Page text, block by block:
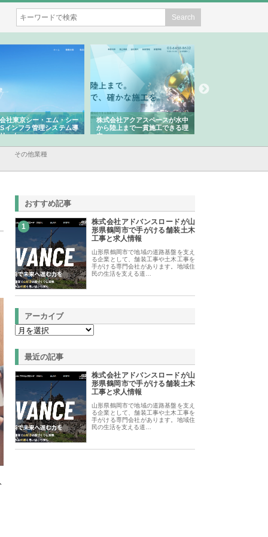
社アクアスペースが水中
上まで一貫施工できる理
株式会社地盤調査事務所が選ば
れ続ける理由と建設コンサルの
強み
その他業種
おすすめ記事
1
株式会社アドバンスロードが山
形県鶴岡市で手がける舗装土木
工事と求人情報
山形県鶴岡市で地域の道路基盤を支え
る企業として、舗装工事や土木工事を
手がける専門会社があります。地域住
民の生活を支える道…
アーカイブ
最近の記事
株式会社アドバンスロードが山
形県鶴岡市で手がける舗装土木
工事と求人情報
山形県鶴岡市で地域の道路基盤を支え
る企業として、舗装工事や土木工事を
手がける専門会社があります。地域住
民の生活を支える道…